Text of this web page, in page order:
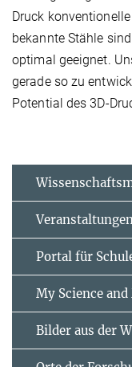
Druck
bekannte Stähle
optimal geeignet.
gerade so zu
Potential des 3D-
Veranstaltungen
Portal für
My Science and
Bilder aus der